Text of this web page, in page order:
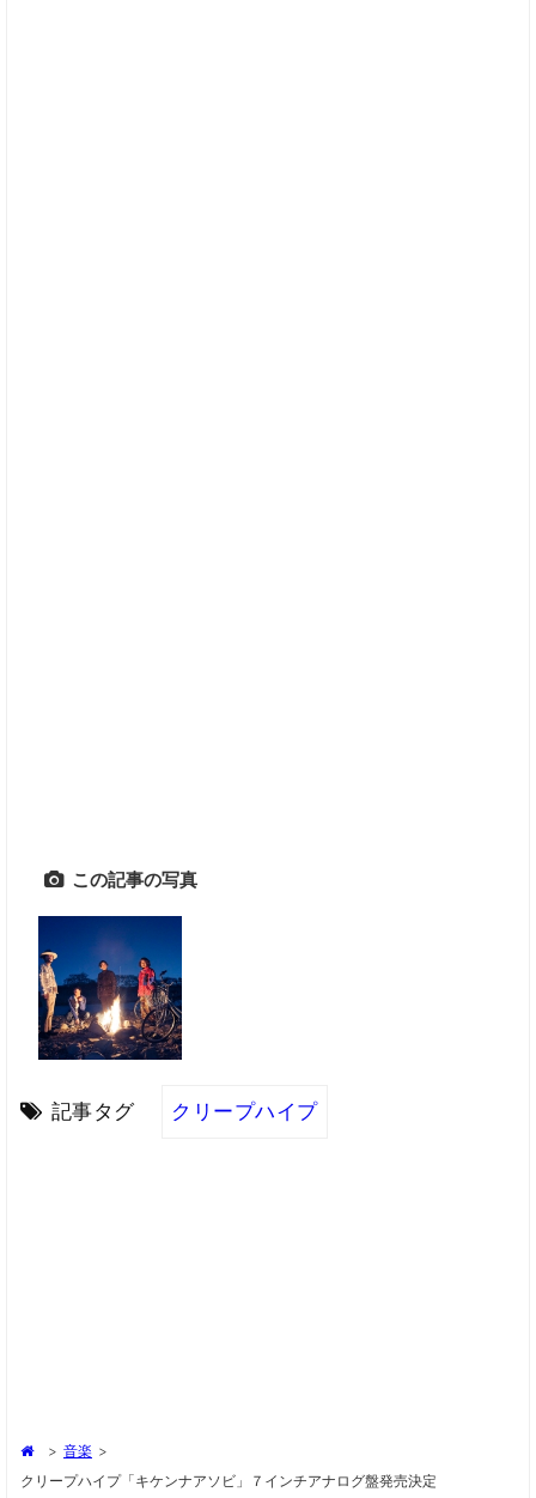
この記事の写真
記事タグ クリープハイプ
> 音楽 >
クリープハイプ「キケンナアソビ」７インチアナログ盤発売決定